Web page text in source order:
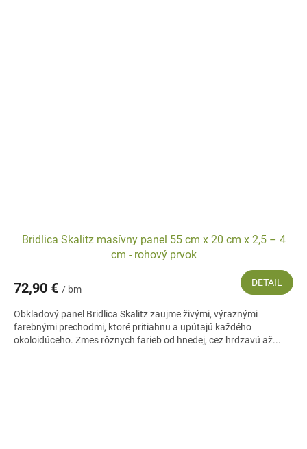
Bridlica Skalitz masívny panel 55 cm x 20 cm x 2,5 – 4
cm - rohový prvok
72,90 € / bm
DETAIL
Obkladový panel Bridlica Skalitz zaujme živými, výraznými
farebnými prechodmi, ktoré pritiahnu a upútajú každého
okoloidúceho. Zmes rôznych farieb od hnedej, cez hrdzavú až...